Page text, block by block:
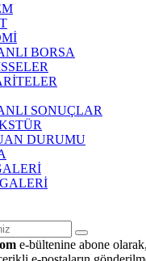
BORSA
SONUÇLAR
DURUMU
e-bültenine abone